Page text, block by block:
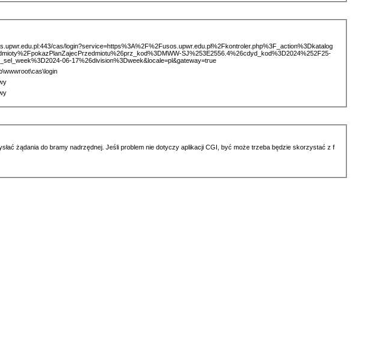
cas/login?service=https%3A%2F%2Fusos.upwr.edu.pl%2Fkontroler.php%3F_action%3Dkatalog
SJ%253E2556.4%26cdyd_kod%3D2024%252F25-
06-17%26division%3Dweek&locale=pl&gateway=true
żądania do bramy nadrzędnej. Jeśli problem nie dotyczy aplikacji CGI, być może trzeba będzie skorzystać z f